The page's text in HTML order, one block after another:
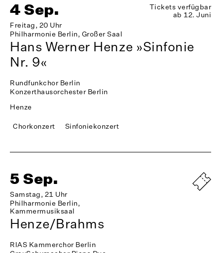
4 Sep.
Freitag, 20 Uhr
Philharmonie Berlin, Großer Saal
Tickets verfügbar
ab 12. Juni
Hans Werner Henze »Sinfonie
Nr. 9«
Rundfunkchor Berlin
Konzerthausorchester Berlin
Henze
Chorkonzert Sinfoniekonzert
5 Sep.
Samstag, 21 Uhr
Philharmonie Berlin,
Kammermusiksaal
Henze/Brahms
RIAS Kammerchor Berlin